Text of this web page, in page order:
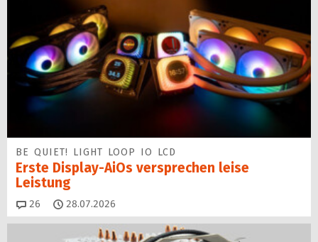
BE QUIET! LIGHT LOOP IO LCD
Erste Display-AiOs versprechen leise
Leistung
26 Kommentare
28.07.2026